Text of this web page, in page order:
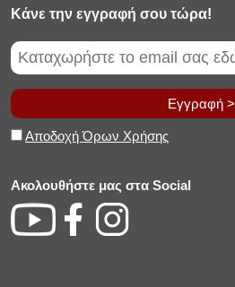
Κάνε την εγγραφή σου τώρα!
Εγγραφή >
Αποδοχή Όρων Χρήσης
Ακολουθήστε μας στα Social